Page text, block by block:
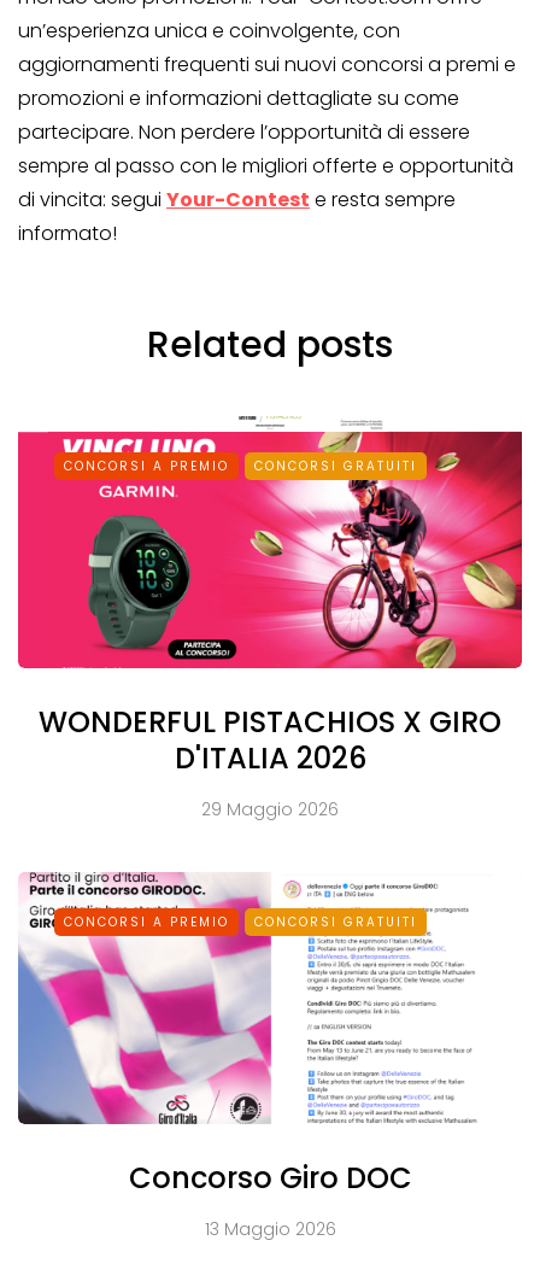
un’esperienza unica e coinvolgente, con
aggiornamenti frequenti sui nuovi concorsi a premi e
promozioni e informazioni dettagliate su come
partecipare. Non perdere l’opportunità di essere
sempre al passo con le migliori offerte e opportunità
di vincita: segui Your-Contest e resta sempre
informato!
Related posts
CONCORSI A PREMIO CONCORSI GRATUITI
WONDERFUL PISTACHIOS X GIRO
D'ITALIA 2026
29 Maggio 2026
CONCORSI A PREMIO CONCORSI GRATUITI
Concorso Giro DOC
13 Maggio 2026